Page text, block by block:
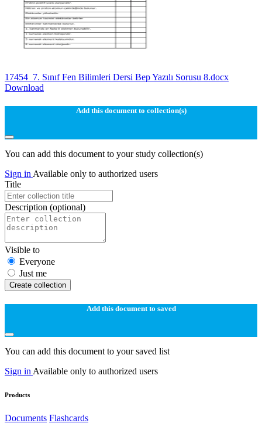
17454_7. Sınıf Fen Bilimleri Dersi Bep Yazılı Sorusu 8.docx
Download
Add this document to collection(s)
You can add this document to your study collection(s)
Sign in Available only to authorized users
Title
Description (optional)
Visible to
Everyone
Just me
Create collection
Add this document to saved
You can add this document to your saved list
Sign in Available only to authorized users
Products
Documents Flashcards